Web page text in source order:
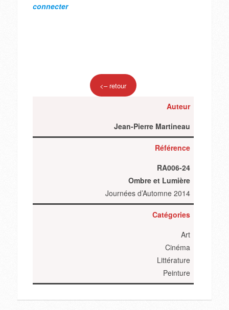
connecter
<– retour
Auteur
Jean-Pierre Martineau
Référence
RA006-24
Ombre et Lumière
Journées d’Automne 2014
Catégories
Art
Cinéma
Littérature
Peinture